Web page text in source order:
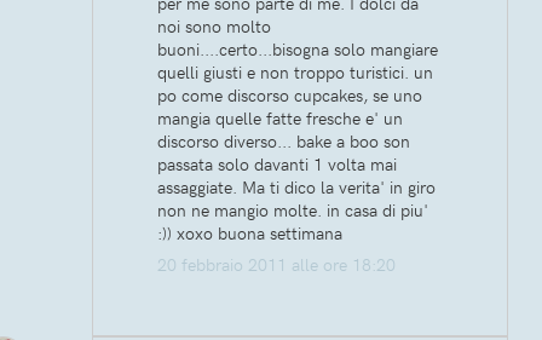
noi sono molto
buoni....certo...bisogna solo mangiare
quelli giusti e non troppo turistici. un
po come discorso cupcakes, se uno
mangia quelle fatte fresche e' un
discorso diverso... bake a boo son
passata solo davanti 1 volta mai
assaggiate. Ma ti dico la verita' in giro
non ne mangio molte. in casa di piu'
:)) xoxo buona settimana
20 febbraio 2011 alle ore 18:20